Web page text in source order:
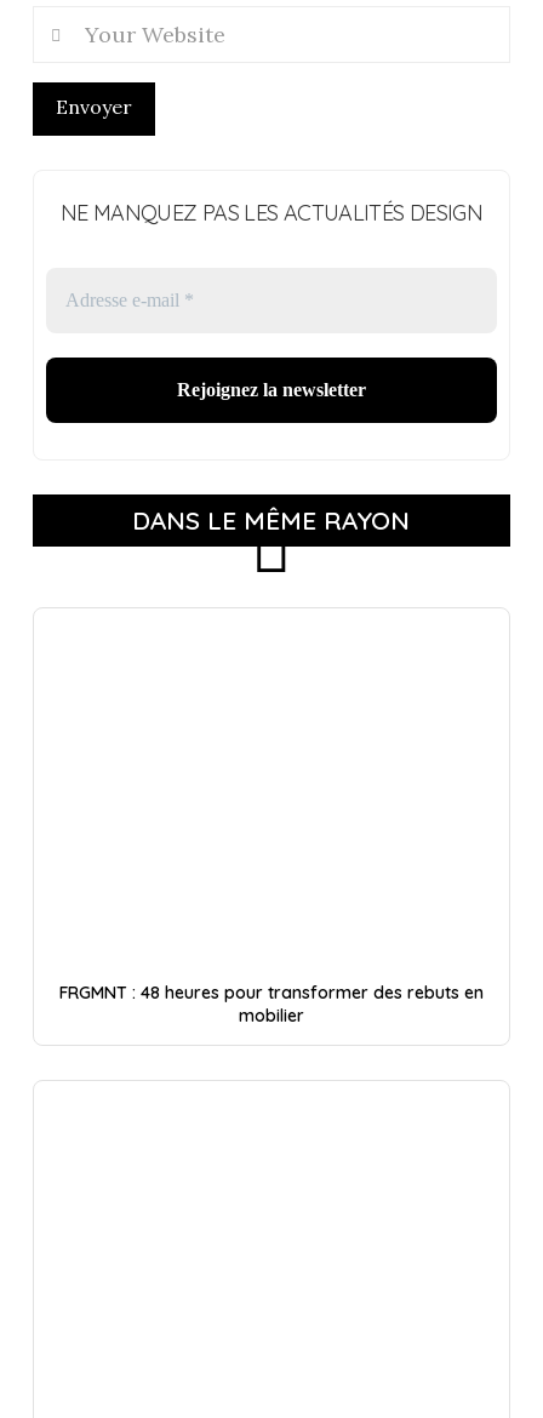
Envoyer
NE MANQUEZ PAS LES ACTUALITÉS DESIGN
DANS LE MÊME RAYON
FRGMNT : 48 heures pour transformer des rebuts en
mobilier